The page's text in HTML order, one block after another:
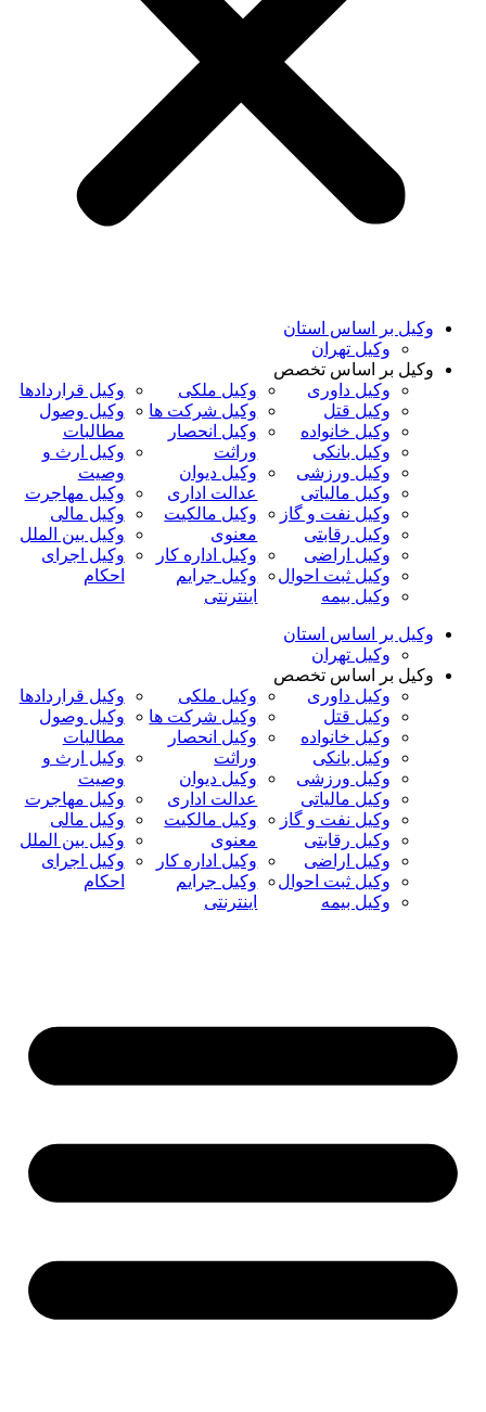
وکیل بر اساس استان
وکیل تهران
وکیل بر اساس تخصص
وکیل داوری
وکیل قتل
وکیل خانواده
وکیل بانکی
وکیل ورزشی
وکیل مالیاتی
وکیل نفت و گاز
وکیل رقابتی
وکیل اراضی
وکیل ثبت احوال
وکیل بیمه
وکیل ملکی
وکیل شرکت ها
وکیل انحصار
وراثت
وکیل دیوان
عدالت اداری
وکیل مالکیت
معنوی
وکیل اداره کار
وکیل جرایم
اینترنتی
وکیل قراردادها
وکیل وصول
مطالبات
وکیل ارث و
وصیت
وکیل مهاجرت
وکیل مالی
وکیل بین الملل
وکیل اجرای
احکام
وکیل بر اساس استان
وکیل تهران
وکیل بر اساس تخصص
وکیل داوری
وکیل قتل
وکیل خانواده
وکیل بانکی
وکیل ورزشی
وکیل مالیاتی
وکیل نفت و گاز
وکیل رقابتی
وکیل اراضی
وکیل ثبت احوال
وکیل بیمه
وکیل ملکی
وکیل شرکت ها
وکیل انحصار
وراثت
وکیل دیوان
عدالت اداری
وکیل مالکیت
معنوی
وکیل اداره کار
وکیل جرایم
اینترنتی
وکیل قراردادها
وکیل وصول
مطالبات
وکیل ارث و
وصیت
وکیل مهاجرت
وکیل مالی
وکیل بین الملل
وکیل اجرای
احکام